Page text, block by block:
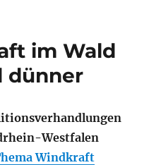
im Wald
dünner
Westfalen
Windkraft